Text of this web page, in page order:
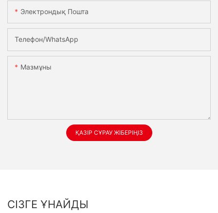
Электрондық Пошта
Телефон/whatsApp
Мазмұны
ҚАЗІР СҰРАУ ЖІБЕРІҢІЗ
СІЗГЕ ҰНАЙДЫ